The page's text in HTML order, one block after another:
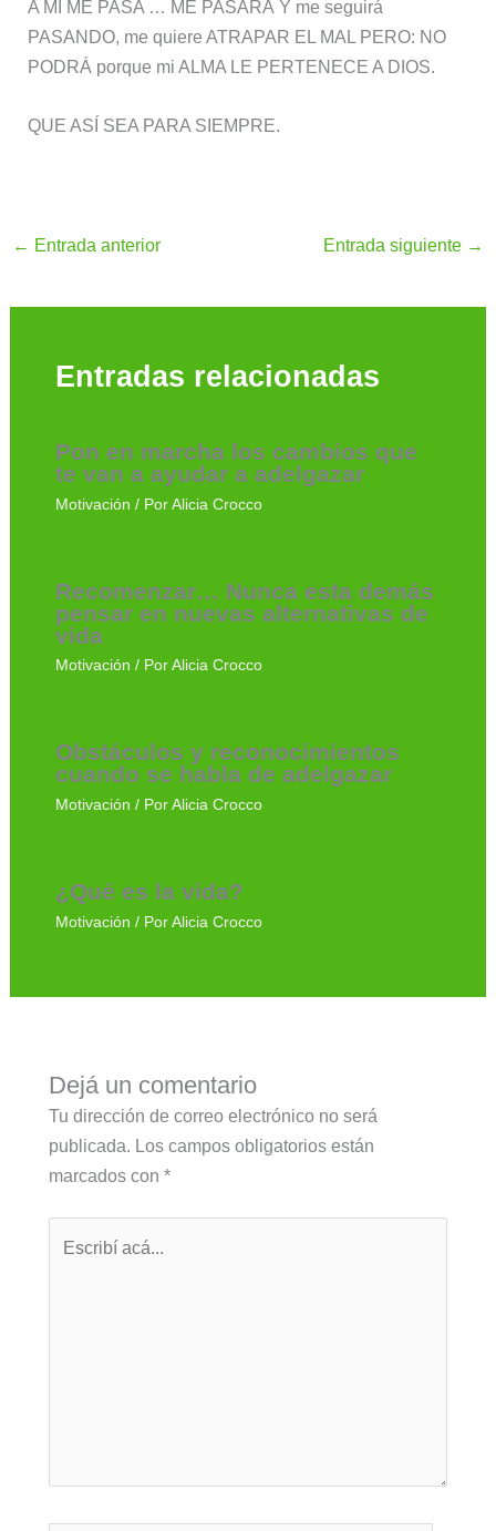
A MI ME PASA … ME PASARÁ Y me seguirá
PASANDO, me quiere ATRAPAR EL MAL PERO: NO
PODRÁ porque mi ALMA LE PERTENECE A DIOS.
QUE ASÍ SEA PARA SIEMPRE.
← Entrada anterior Entrada siguiente →
Entradas relacionadas
Pon en marcha los cambios que
te van a ayudar a adelgazar
Motivación / Por Alicia Crocco
Recomenzar… Nunca esta demás
pensar en nuevas alternativas de
vida
Motivación / Por Alicia Crocco
Obstáculos y reconocimientos
cuando se habla de adelgazar
Motivación / Por Alicia Crocco
¿Qué es la vida?
Motivación / Por Alicia Crocco
Dejá un comentario
Tu dirección de correo electrónico no será
publicada. Los campos obligatorios están
marcados con *